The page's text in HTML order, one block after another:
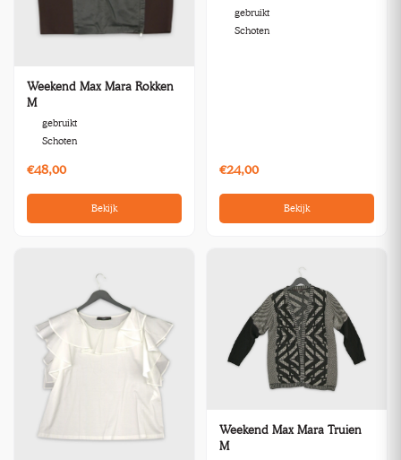
Weekend Max Mara Rokken
M
gebruikt
Schoten
€48,00
Bekijk
gebruikt
Schoten
€24,00
Bekijk
Weekend Max Mara Truien
M